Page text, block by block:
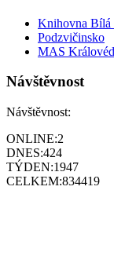
Knihovna Bílá
Podzvičinsko
MAS
Návštěvnost
Návštěvnost:
ONLINE:2
DNES:424
TÝDEN:1947
CELKEM:834419